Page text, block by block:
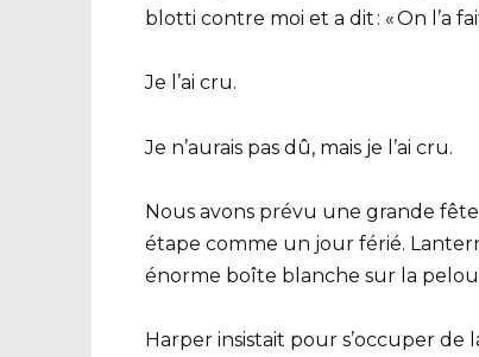
blotti contre moi et a dit : « On l’a
Je l’ai cru.
Je n’aurais pas dû, mais je l’ai cru.
Nous avons prévu une grande
étape comme un jour férié.
énorme boîte blanche sur la
Harper insistait pour s’occuper de